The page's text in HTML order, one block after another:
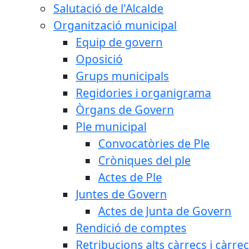
Salutació de l'Alcalde
Organització municipal
Equip de govern
Oposició
Grups municipals
Regidories i organigrama
Òrgans de Govern
Ple municipal
Convocatòries de Ple
Cròniques del ple
Actes de Ple
Juntes de Govern
Actes de Junta de Govern
Rendició de comptes
Retribucions alts càrrecs i